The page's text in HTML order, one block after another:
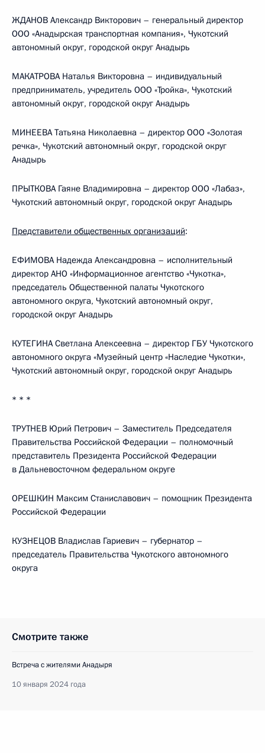
ЖДАНОВ Александр Викторович – генеральный директор
ООО «Анадырская транспортная компания», Чукотский
автономный округ, городской округ Анадырь
МАКАТРОВА Наталья Викторовна – индивидуальный
предприниматель, учредитель ООО «Тройка», Чукотский
автономный округ, городской округ Анадырь
МИНЕЕВА Татьяна Николаевна – директор ООО «Золотая
речка», Чукотский автономный округ, городской округ
Анадырь
ПРЫТКОВА Гаяне Владимировна – директор ООО «Лабаз»,
Чукотский автономный округ, городской округ Анадырь
Представители общественных организаций:
ЕФИМОВА Надежда Александровна – исполнительный
директор АНО «Информационное агентство «Чукотка»,
председатель Общественной палаты Чукотского
автономного округа, Чукотский автономный округ,
городской округ Анадырь
КУТЕГИНА Светлана Алексеевна – директор ГБУ Чукотского
автономного округа «Музейный центр «Наследие Чукотки»,
Чукотский автономный округ, городской округ Анадырь
* * *
ТРУТНЕВ Юрий Петрович – Заместитель Председателя
Правительства Российской Федерации – полномочный
представитель Президента Российской Федерации
в Дальневосточном федеральном округе
ОРЕШКИН Максим Станиславович – помощник Президента
Российской Федерации
КУЗНЕЦОВ Владислав Гариевич – губернатор –
председатель Правительства Чукотского автономного
округа
Смотрите также
Встреча с жителями Анадыря
10 января 2024 года